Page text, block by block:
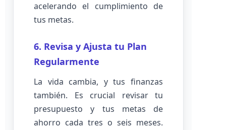
acelerando el cumplimiento de
tus metas.
6. Revisa y Ajusta tu Plan
Regularmente
La vida cambia, y tus finanzas
también. Es crucial revisar tu
presupuesto y tus metas de
ahorro cada tres o seis meses.